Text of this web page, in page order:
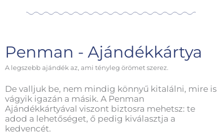
Penman - Ajándékkártya
A legszebb ajándék az, ami tényleg örömet szerez.
De valljuk be, nem mindig könnyű kitalálni, mire is
vágyik igazán a másik. A Penman
Ajándékkártyával viszont biztosra mehetsz: te
adod a lehetőséget, ő pedig kiválasztja a
kedvencét.